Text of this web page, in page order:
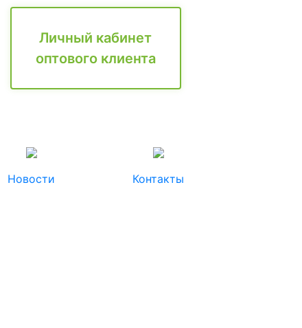
Личный кабинет
оптового клиента
Новости Контакты